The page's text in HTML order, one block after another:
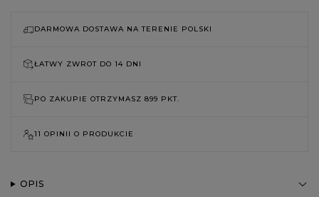
DARMOWA DOSTAWA NA TERENIE POLSKI
ŁATWY ZWROT DO 14 DNI
PO ZAKUPIE OTRZYMASZ 899 PKT.
11 OPINII O PRODUKCIE
OPIS